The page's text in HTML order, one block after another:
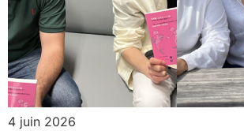
4 juin 2026